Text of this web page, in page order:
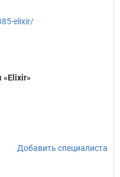
elixir/
«Elixir»
Добавить специалиста